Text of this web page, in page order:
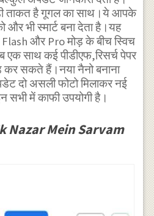
ताकत है गूगल का साथ।ये आपके
और भी स्मार्ट बना देता है।यह
और Pro मोड़ के बीच स्विच
एक साथ कई पीडीएफ,रिसर्च पेपर
कर सकते हैं।नया नैनो बनाना
दो असली फोटो मिलाकर नई
सभी में काफी उपयोगी है।
Nazar Mein Sarvam